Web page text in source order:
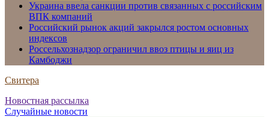
Украина ввела санкции против связанных с российским
ВПК компаний
Российский рынок акций закрылся ростом основных
индексов
Россельхознадзор ограничил ввоз птицы и яиц из
Камбоджи
Свитера
Новостная рассылка
Случайные новости